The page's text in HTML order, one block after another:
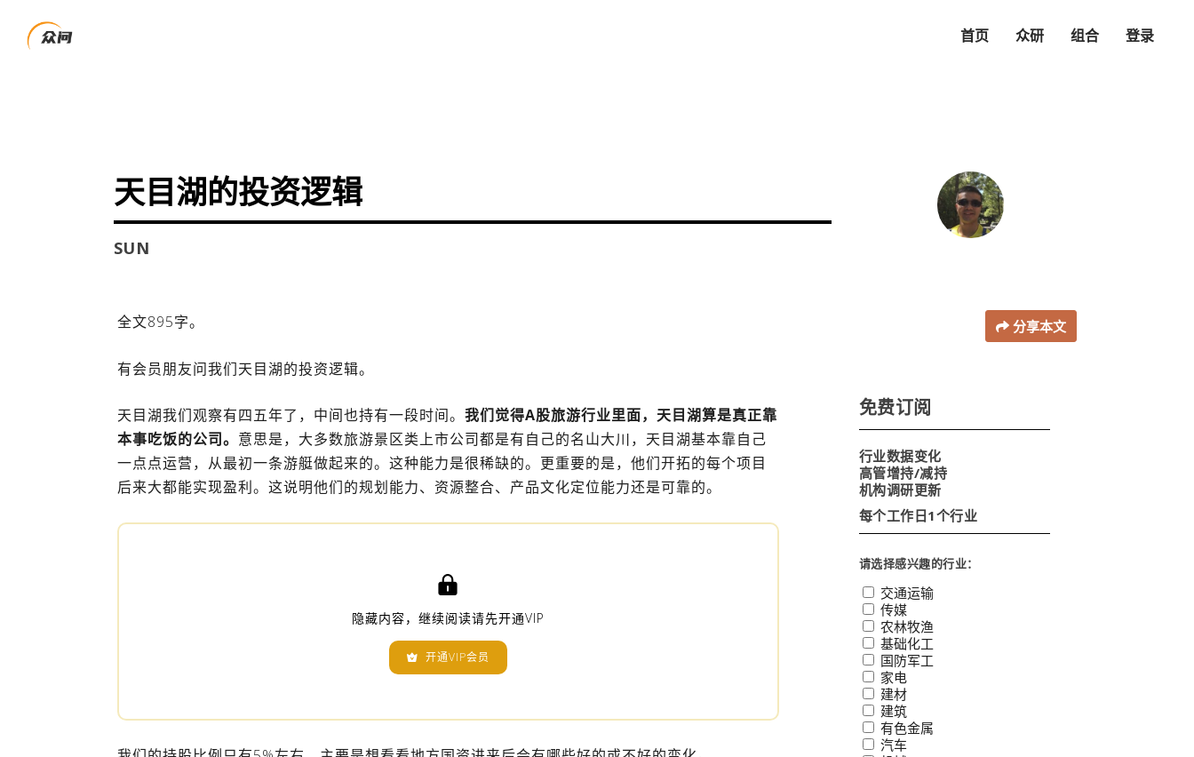
首页 众研 组合 登录
天目湖的投资逻辑
SUN
全文895字。
有会员朋友问我们天目湖的投资逻辑。
天目湖我们观察有四五年了，中间也持有一段时间。 我们觉得A股旅游行业里面，天目湖算是真正靠
本事吃饭的公司。 意思是，大多数旅游景区类上市公司都是有自己的名山大川，天目湖基本靠自己
一点点运营，从最初一条游艇做起来的。这种能力是很稀缺的。更重要的是，他们开拓的每个项目
后来大都能实现盈利。这说明他们的规划能力、资源整合、产品文化定位能力还是可靠的。

隐藏内容，继续阅读请先开通VIP
 开通VIP会员
分享本文
免费订阅
行业数据变化
高管增持/减持
机构调研更新
每个工作日1个行业
请选择感兴趣的行业：
交通运输
传媒
农林牧渔
基础化工
国防军工
家电
建材
建筑
有色金属
汽车